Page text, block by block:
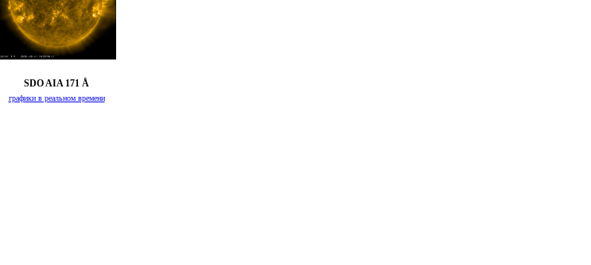
SDO AIA 171 Å
графики в реальном времени